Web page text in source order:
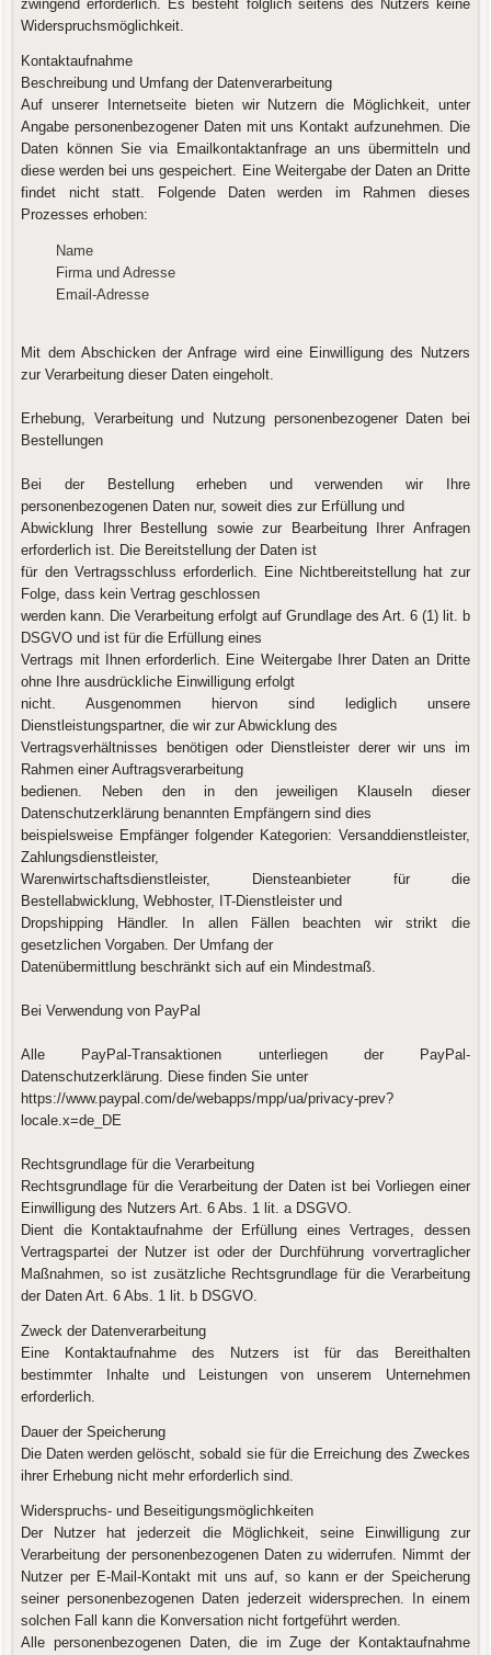
zwingend erforderlich. Es besteht folglich seitens des Nutzers keine
Widerspruchsmöglichkeit.
Kontaktaufnahme
Beschreibung und Umfang der Datenverarbeitung
Auf unserer Internetseite bieten wir Nutzern die Möglichkeit, unter
Angabe personenbezogener Daten mit uns Kontakt aufzunehmen. Die
Daten können Sie via Emailkontaktanfrage an uns übermitteln und
diese werden bei uns gespeichert. Eine Weitergabe der Daten an Dritte
findet nicht statt. Folgende Daten werden im Rahmen dieses
Prozesses erhoben:
Name
Firma und Adresse
Email-Adresse
Mit dem Abschicken der Anfrage wird eine Einwilligung des Nutzers
zur Verarbeitung dieser Daten eingeholt.
Erhebung, Verarbeitung und Nutzung personenbezogener Daten bei
Bestellungen
Bei der Bestellung erheben und verwenden wir Ihre
personenbezogenen Daten nur, soweit dies zur Erfüllung und
Abwicklung Ihrer Bestellung sowie zur Bearbeitung Ihrer Anfragen
erforderlich ist. Die Bereitstellung der Daten ist
für den Vertragsschluss erforderlich. Eine Nichtbereitstellung hat zur
Folge, dass kein Vertrag geschlossen
werden kann. Die Verarbeitung erfolgt auf Grundlage des Art. 6 (1) lit. b
DSGVO und ist für die Erfüllung eines
Vertrags mit Ihnen erforderlich. Eine Weitergabe Ihrer Daten an Dritte
ohne Ihre ausdrückliche Einwilligung erfolgt
nicht. Ausgenommen hiervon sind lediglich unsere
Dienstleistungspartner, die wir zur Abwicklung des
Vertragsverhältnisses benötigen oder Dienstleister derer wir uns im
Rahmen einer Auftragsverarbeitung
bedienen. Neben den in den jeweiligen Klauseln dieser
Datenschutzerklärung benannten Empfängern sind dies
beispielsweise Empfänger folgender Kategorien: Versanddienstleister,
Zahlungsdienstleister,
Warenwirtschaftsdienstleister, Diensteanbieter für die
Bestellabwicklung, Webhoster, IT-Dienstleister und
Dropshipping Händler. In allen Fällen beachten wir strikt die
gesetzlichen Vorgaben. Der Umfang der
Datenübermittlung beschränkt sich auf ein Mindestmaß.
Bei Verwendung von PayPal
Alle PayPal-Transaktionen unterliegen der PayPal-
Datenschutzerklärung. Diese finden Sie unter
https://www.paypal.com/de/webapps/mpp/ua/privacy-prev?
locale.x=de_DE
Rechtsgrundlage für die Verarbeitung
Rechtsgrundlage für die Verarbeitung der Daten ist bei Vorliegen einer
Einwilligung des Nutzers Art. 6 Abs. 1 lit. a DSGVO.
Dient die Kontaktaufnahme der Erfüllung eines Vertrages, dessen
Vertragspartei der Nutzer ist oder der Durchführung vorvertraglicher
Maßnahmen, so ist zusätzliche Rechtsgrundlage für die Verarbeitung
der Daten Art. 6 Abs. 1 lit. b DSGVO.
Zweck der Datenverarbeitung
Eine Kontaktaufnahme des Nutzers ist für das Bereithalten
bestimmter Inhalte und Leistungen von unserem Unternehmen
erforderlich.
Dauer der Speicherung
Die Daten werden gelöscht, sobald sie für die Erreichung des Zweckes
ihrer Erhebung nicht mehr erforderlich sind.
Widerspruchs- und Beseitigungsmöglichkeiten
Der Nutzer hat jederzeit die Möglichkeit, seine Einwilligung zur
Verarbeitung der personenbezogenen Daten zu widerrufen. Nimmt der
Nutzer per E-Mail-Kontakt mit uns auf, so kann er der Speicherung
seiner personenbezogenen Daten jederzeit widersprechen. In einem
solchen Fall kann die Konversation nicht fortgeführt werden.
Alle personenbezogenen Daten, die im Zuge der Kontaktaufnahme